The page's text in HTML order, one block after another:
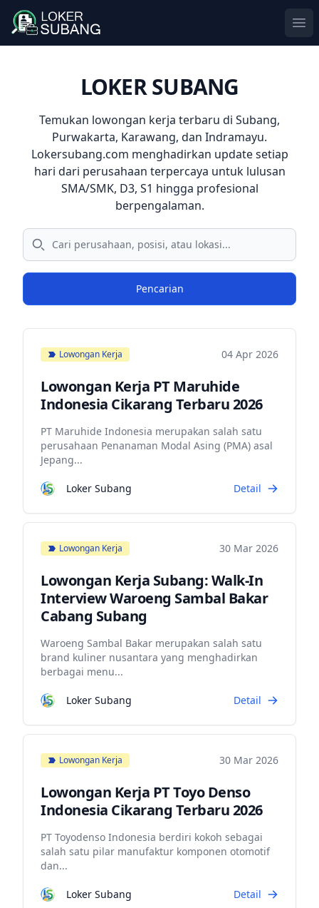
LOKER SUBANG
Temukan lowongan kerja terbaru di Subang,
Purwakarta, Karawang, dan Indramayu.
Lokersubang.com menghadirkan update setiap
hari dari perusahaan terpercaya untuk lulusan
SMA/SMK, D3, S1 hingga profesional
berpengalaman.
Pencarian
Lowongan Kerja 04 Apr 2026
Lowongan Kerja PT Maruhide
Indonesia Cikarang Terbaru 2026
PT Maruhide Indonesia merupakan salah satu
perusahaan Penanaman Modal Asing (PMA) asal
Jepang...
Loker Subang Detail
Lowongan Kerja 30 Mar 2026
Lowongan Kerja Subang: Walk-In
Interview Waroeng Sambal Bakar
Cabang Subang
Waroeng Sambal Bakar merupakan salah satu
brand kuliner nusantara yang menghadirkan
berbagai menu...
Loker Subang Detail
Lowongan Kerja 30 Mar 2026
Lowongan Kerja PT Toyo Denso
Indonesia Cikarang Terbaru 2026
PT Toyodenso Indonesia berdiri kokoh sebagai
salah satu pilar manufaktur komponen otomotif
dan...
Loker Subang Detail